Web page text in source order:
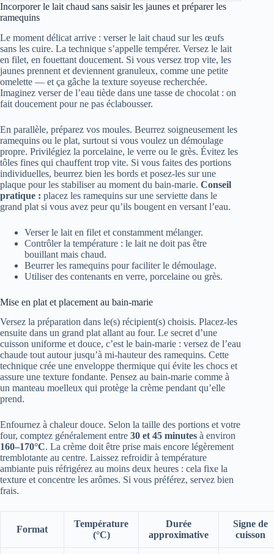
Incorporer le lait chaud sans saisir les jaunes et préparer les
ramequins
Le moment délicat arrive : verser le lait chaud sur les œufs
sans les cuire. La technique s’appelle tempérer. Versez le lait
en filet, en fouettant doucement. Si vous versez trop vite, les
jaunes prennent et deviennent granuleux, comme une petite
omelette — et ça gâche la texture soyeuse recherchée.
Imaginez verser de l’eau tiède dans une tasse de chocolat : on
fait doucement pour ne pas éclabousser.
En parallèle, préparez vos moules. Beurrez soigneusement les
ramequins ou le plat, surtout si vous voulez un démoulage
propre. Privilégiez la porcelaine, le verre ou le grès. Évitez les
tôles fines qui chauffent trop vite. Si vous faites des portions
individuelles, beurrez bien les bords et posez-les sur une
plaque pour les stabiliser au moment du bain-marie. Conseil
pratique : placez les ramequins sur une serviette dans le
grand plat si vous avez peur qu’ils bougent en versant l’eau.
Verser le lait en filet et constamment mélanger.
Contrôler la température : le lait ne doit pas être
bouillant mais chaud.
Beurrer les ramequins pour faciliter le démoulage.
Utiliser des contenants en verre, porcelaine ou grès.
Mise en plat et placement au bain-marie
Versez la préparation dans le(s) récipient(s) choisis. Placez-les
ensuite dans un grand plat allant au four. Le secret d’une
cuisson uniforme et douce, c’est le bain-marie : versez de l’eau
chaude tout autour jusqu’à mi-hauteur des ramequins. Cette
technique crée une enveloppe thermique qui évite les chocs et
assure une texture fondante. Pensez au bain-marie comme à
un manteau moelleux qui protège la crème pendant qu’elle
prend.
Enfournez à chaleur douce. Selon la taille des portions et votre
four, comptez généralement entre 30 et 45 minutes à environ
160–170°C. La crème doit être prise mais encore légèrement
tremblotante au centre. Laissez refroidir à température
ambiante puis réfrigérez au moins deux heures : cela fixe la
texture et concentre les arômes. Si vous préférez, servez bien
frais.
Format
Température
(°C)
Durée
approximative
Signe de
cuisson